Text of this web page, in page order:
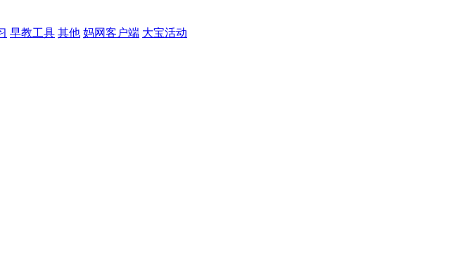
早教工具 其他 妈网客户端 大宝活动